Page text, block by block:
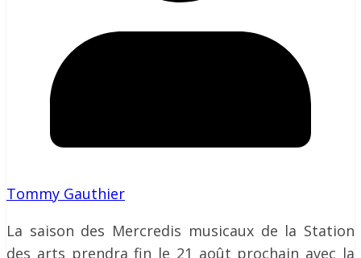
Tommy Gauthier
La saison des Mercredis musicaux de la Station
des arts prendra fin le 21 août prochain avec la